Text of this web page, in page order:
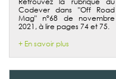
Codever dans "Off Road
Mag" n°68 de novembre
2021, à lire pages 74 et 75.
+ En savoir plus